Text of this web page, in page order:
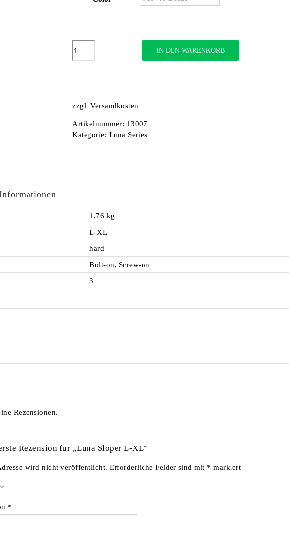
IN DEN WARENKORB
zzgl. Versandkosten
Artikelnummer: 13007
Kategorie: Luna Series
1,76 kg
L-XL
hard
Bolt-on, Screw-on
3
Rezensionen.
Rezension für „Luna Sloper L-XL“
wird nicht veröffentlicht. Erforderliche Felder sind mit * markiert
*